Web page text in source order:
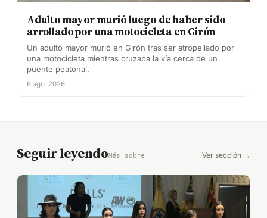
Adulto mayor murió luego de haber sido
arrollado por una motocicleta en Girón
Un adulto mayor murió en Girón tras ser atropellado por
una motocicleta mientras cruzaba la vía cerca de un
puente peatonal.
6 ago. 2026
Seguir leyendoMás sobre Ver sección →